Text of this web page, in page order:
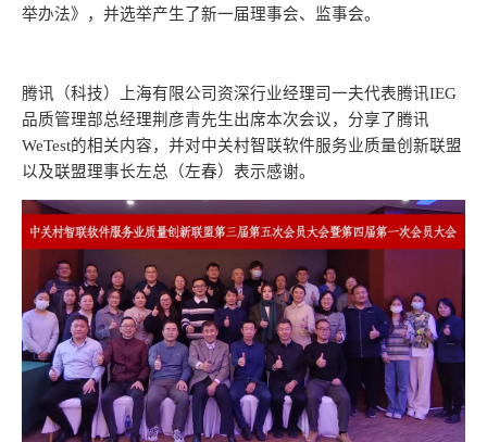
举办法》，并选举产生了新一届理事会、监事会。
腾讯（科技）上海有限公司资深行业经理司一夫代表腾讯IEG
品质管理部总经理荆彦青先生出席本次会议，分享了腾讯
WeTest的相关内容，并对中关村智联软件服务业质量创新联盟
以及联盟理事长左总（左春）表示感谢。